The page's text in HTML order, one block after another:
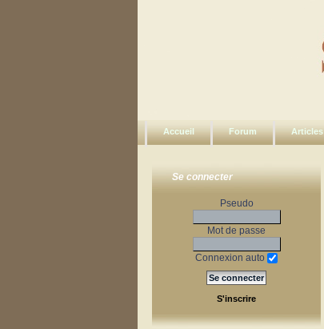
Accueil Forum Articles
Se connecter
Pseudo
Mot de passe
Connexion auto
S'inscrire